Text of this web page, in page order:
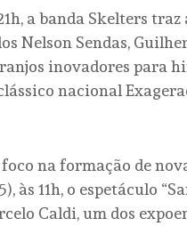
a banda Skelters
Nelson Sendas,
inovadores para
nacional
na formação de
às 11h, o espetáculo
Caldi, um dos